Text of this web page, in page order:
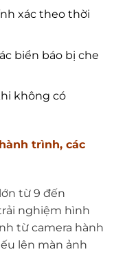
xác theo thời
biển báo bị che
không có
trình, các
từ 9 đến
nghiệm hình
từ camera hành
lên màn ảnh